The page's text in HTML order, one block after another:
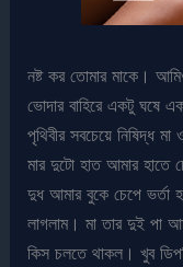
নষ্ট কর তোমার মাকে।
ভোদার বাহিরে একটু ঘষে
পৃথিবীর সবচেয়ে নিষিদ্ধ
মার দুটো হাত আমার হাতে
দুধ আমার বুকে চেপে ভর্তা
লাগলাম। মা তার দুই পা
কিস চলতে থাকল। খুব